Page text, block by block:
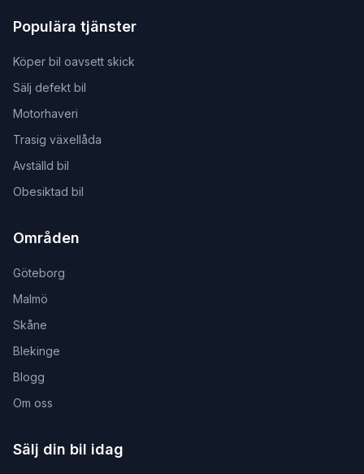
Populära tjänster
Köper bil oavsett skick
Sälj defekt bil
Motorhaveri
Trasig växellåda
Avställd bil
Obesiktad bil
Områden
Göteborg
Malmö
Skåne
Blekinge
Blogg
Om oss
Sälj din bil idag